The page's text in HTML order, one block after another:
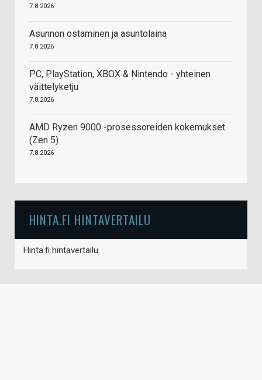
7.8.2026
Asunnon ostaminen ja asuntolaina
7.8.2026
PC, PlayStation, XBOX & Nintendo - yhteinen
väittelyketju
7.8.2026
AMD Ryzen 9000 -prosessoreiden kokemukset
(Zen 5)
7.8.2026
HINTA.FI HINTAVERTAILU
Hinta.fi hintavertailu